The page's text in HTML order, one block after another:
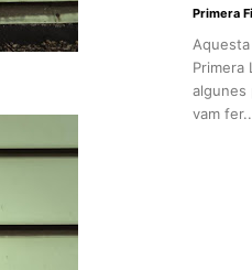
Primera
Primera
algunes
vam